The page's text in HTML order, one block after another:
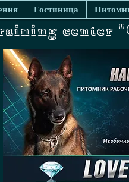
Гостиница
center